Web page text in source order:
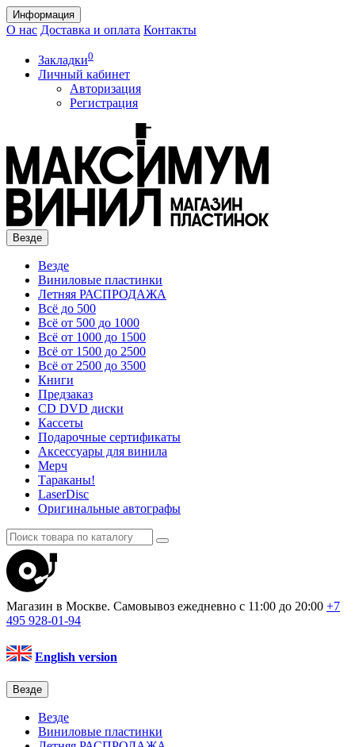
Информация
О нас Доставка и оплата Контакты
Закладки0
Личный кабинет
Авторизация
Регистрация
Везде
Везде
Виниловые пластинки
Летняя РАСПРОДАЖА
Всё до 500
Всё от 500 до 1000
Всё от 1000 до 1500
Всё от 1500 до 2500
Всё от 2500 до 3500
Книги
Предзаказ
CD DVD диски
Кассеты
Подарочные сертификаты
Аксессуары для винила
Мерч
Тараканы!
LaserDisc
Оригинальные автографы
Магазин в Москве. Самовывоз ежедневно с 11:00 до 20:00 +7
495 928-01-94
English version
Везде
Везде
Виниловые пластинки